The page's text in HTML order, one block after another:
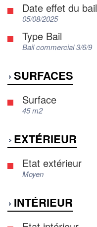
Date effet du bail
05/08/2025
Type Bail
Bail commercial 3/6/9
SURFACES
Surface
45 m2
EXTÉRIEUR
Etat extérieur
Moyen
INTÉRIEUR